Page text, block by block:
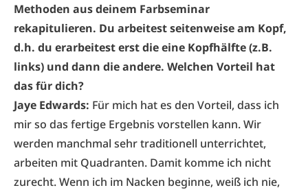
Methoden aus deinem Farbseminar
rekapitulieren. Du arbeitest seitenweise am Kopf,
d.h. du erarbeitest erst die eine Kopfhälfte (z.B.
links) und dann die andere. Welchen Vorteil hat
das für dich?
Jaye Edwards: Für mich hat es den Vorteil, dass ich
mir so das fertige Ergebnis vorstellen kann. Wir
werden manchmal sehr traditionell unterrichtet,
arbeiten mit Quadranten. Damit komme ich nicht
zurecht. Wenn ich im Nacken beginne, weiß ich nie,